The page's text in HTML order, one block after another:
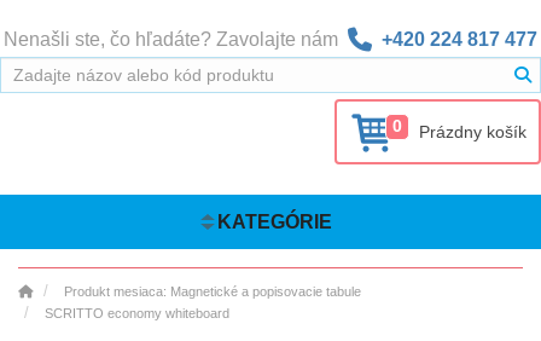
Nenašli ste, čo hľadáte? Zavolajte nám +420 224 817 477
0 Prázdny košík
KATEGÓRIE
Produkt mesiaca: Magnetické a popisovacie tabule
SCRITTO economy whiteboard